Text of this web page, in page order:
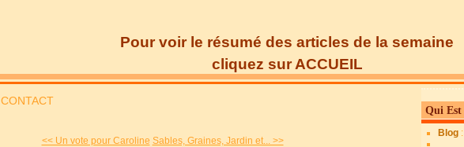
Pour voir le résumé des articles de la semaine
cliquez sur ACCUEIL
CONTACT
<< Un vote pour Caroline Sables, Graines, Jardin et... >>
Qui Est
Blog